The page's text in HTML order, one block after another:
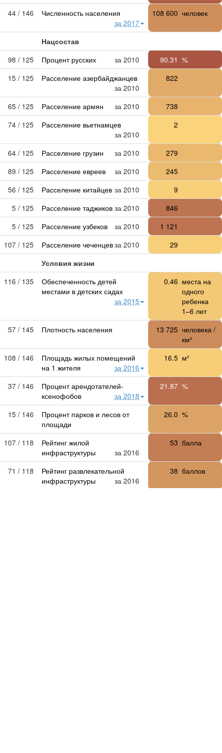
44 / 146
Численность населения
за 2017
108 600 человек
Нацсостав
98 / 125
Процент русских за 2010 90.31 %
15 / 125
Расселение азербайджанцев
за 2010
822
65 / 125 Расселение армян за 2010
738
74 / 125
Расселение вьетнамцев
за 2010
2
64 / 125 Расселение грузин за 2010
279
89 / 125
Расселение евреев за 2010
245
56 / 125
Расселение китайцев за 2010
9
5 / 125
Расселение таджиков за 2010
846
5 / 125
Расселение узбеков за 2010
1 121
107 / 125
Расселение чеченцевза 2010
29
Условия жизни
116 / 135
Обеспеченность детей
местами в детских садах
за 2015
0.46 места на
одного
ребенка
1–6 лет
57 / 145
Плотность населения 13 725 человека /
км²
108 / 146
Площадь жилых помещений
на 1 жителя
за 2016
16.5 м²
37 / 146
Процент арендотателей-
ксенофобов
за 2018
21.87 %
15 / 146
Процент парков и лесов от
площади
26.0 %
107 / 118
Рейтинг жилой
инфраструктуры
за 2016
53 балла
71 / 118
Рейтинг развлекательной
инфраструктуры
за 2016
38 баллов